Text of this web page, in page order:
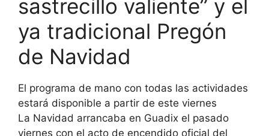
sastrecillo valiente” y el
ya tradicional Pregón
de Navidad
El programa de mano con todas las actividades
estará disponible a partir de este viernes
La Navidad arrancaba en Guadix el pasado
viernes con el acto de encendido oficial del